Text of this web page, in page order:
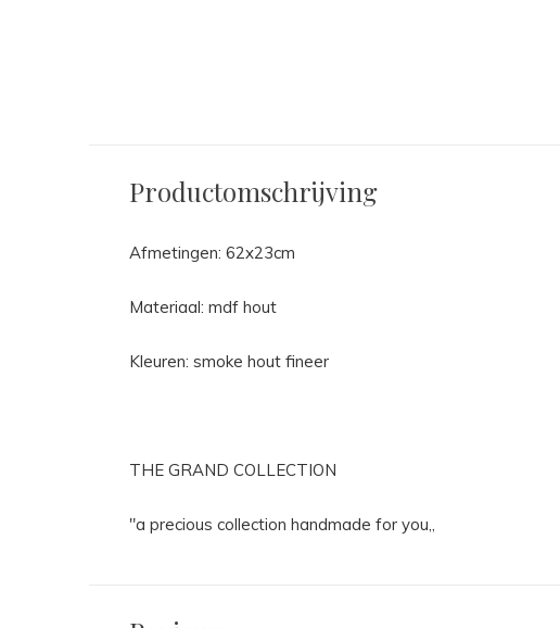
Productomschrijving
Afmetingen: 62x23cm
Materiaal: mdf hout
Kleuren: smoke hout fineer
THE GRAND COLLECTION
"a precious collection handmade for you,,